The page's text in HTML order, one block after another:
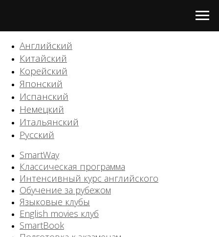
Английский
Китайский
Корейский
Японский
Испанский
Немецкий
Итальянский
Русский
SmartWay
Классическая программа
Интенсивный курс английского
Обучение за рубежом
Языковые клубы
English movies клуб
SmartBook